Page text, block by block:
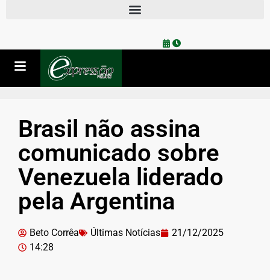
Brasil não assina
comunicado sobre
Venezuela liderado
pela Argentina
Beto Corrêa Últimas Notícias
21/12/2025
14:28